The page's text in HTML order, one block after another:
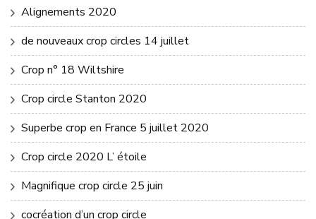
Alignements 2020
de nouveaux crop circles 14 juillet
Crop n° 18 Wiltshire
Crop circle Stanton 2020
Superbe crop en France 5 juillet 2020
Crop circle 2020 L’ étoile
Magnifique crop circle 25 juin
cocréation d’un crop circle